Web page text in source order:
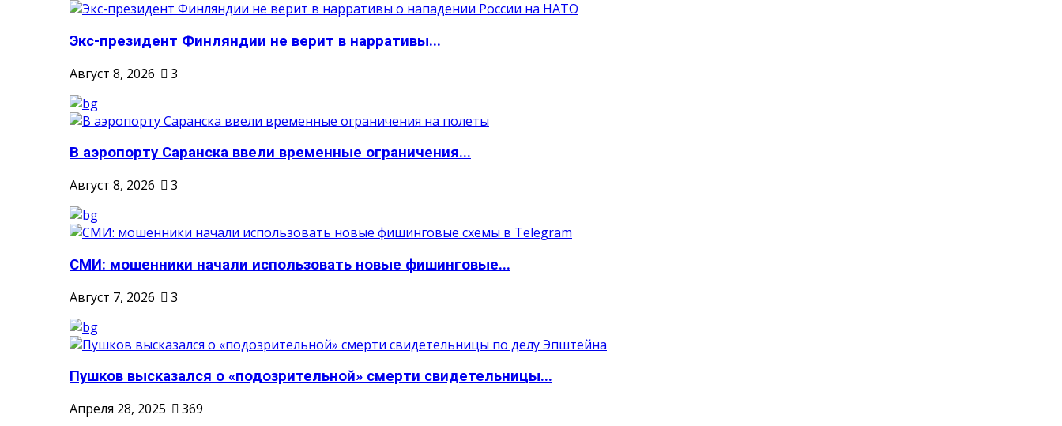
Экс-президент Финляндии не верит в нарративы...
Август 8, 2026
3
В аэропорту Саранска ввели временные ограничения...
Август 8, 2026
3
СМИ: мошенники начали использовать новые фишинговые...
Август 7, 2026
3
Пушков высказался о «подозрительной» смерти свидетельницы...
Апреля 28, 2025
369